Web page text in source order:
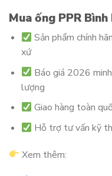
Mua ống PPR
Sản phẩm chính
xứ
Báo giá 2026
lượng
Giao hàng toàn
Hỗ trợ tư vấn kỹ
Xem thêm: